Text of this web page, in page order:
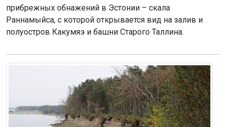
прибрежных обнажений в Эстонии – скала
Раннамыйса, с которой открывается вид на залив и
полуостров Какумяэ и башни Старого Таллина.